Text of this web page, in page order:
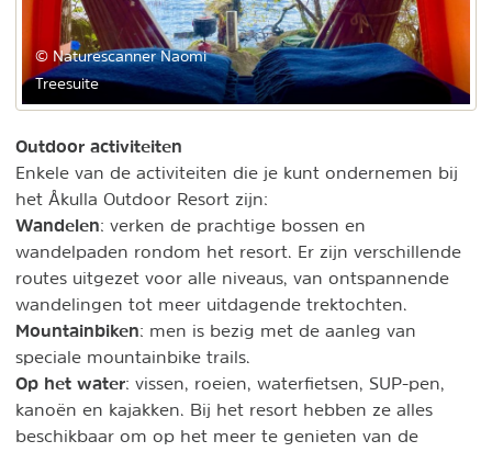
© Naturescanner Naomi
Treesuite
Outdoor activiteiten
Enkele van de activiteiten die je kunt ondernemen bij
het Åkulla Outdoor Resort zijn:
Wandelen: verken de prachtige bossen en
wandelpaden rondom het resort. Er zijn verschillende
routes uitgezet voor alle niveaus, van ontspannende
wandelingen tot meer uitdagende trektochten.
Mountainbiken: men is bezig met de aanleg van
speciale mountainbike trails.
Op het water: vissen, roeien, waterfietsen, SUP-pen,
kanoën en kajakken. Bij het resort hebben ze alles
beschikbaar om op het meer te genieten van de